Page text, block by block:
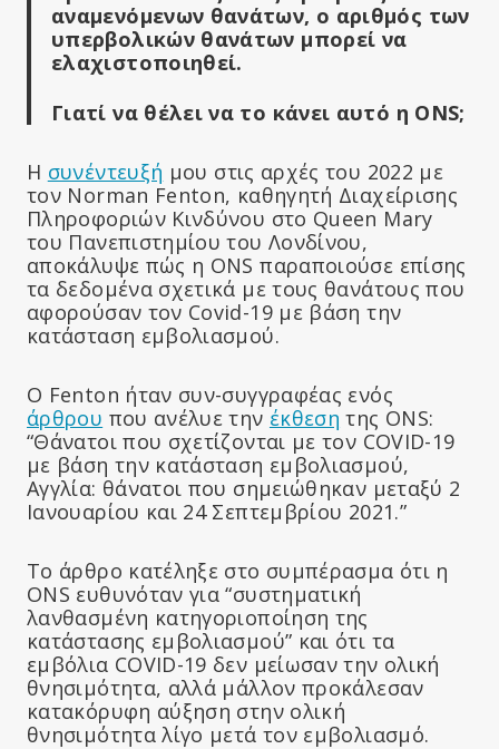
αναμενόμενων θανάτων, ο αριθμός των
υπερβολικών θανάτων μπορεί να
ελαχιστοποιηθεί.
Γιατί να θέλει να το κάνει αυτό η ONS;
Η συνέντευξή μου στις αρχές του 2022 με
τον Norman Fenton, καθηγητή Διαχείρισης
Πληροφοριών Κινδύνου στο Queen Mary
του Πανεπιστημίου του Λονδίνου,
αποκάλυψε πώς η ONS παραποιούσε επίσης
τα δεδομένα σχετικά με τους θανάτους που
αφορούσαν τον Covid-19 με βάση την
κατάσταση εμβολιασμού.
Ο Fenton ήταν συν-συγγραφέας ενός
άρθρου που ανέλυε την έκθεση της ONS:
“Θάνατοι που σχετίζονται με τον COVID-19
με βάση την κατάσταση εμβολιασμού,
Αγγλία: θάνατοι που σημειώθηκαν μεταξύ 2
Ιανουαρίου και 24 Σεπτεμβρίου 2021.”
Το άρθρο κατέληξε στο συμπέρασμα ότι η
ONS ευθυνόταν για “συστηματική
λανθασμένη κατηγοριοποίηση της
κατάστασης εμβολιασμού” και ότι τα
εμβόλια COVID-19 δεν μείωσαν την ολική
θνησιμότητα, αλλά μάλλον προκάλεσαν
κατακόρυφη αύξηση στην ολική
θνησιμότητα λίγο μετά τον εμβολιασμό.